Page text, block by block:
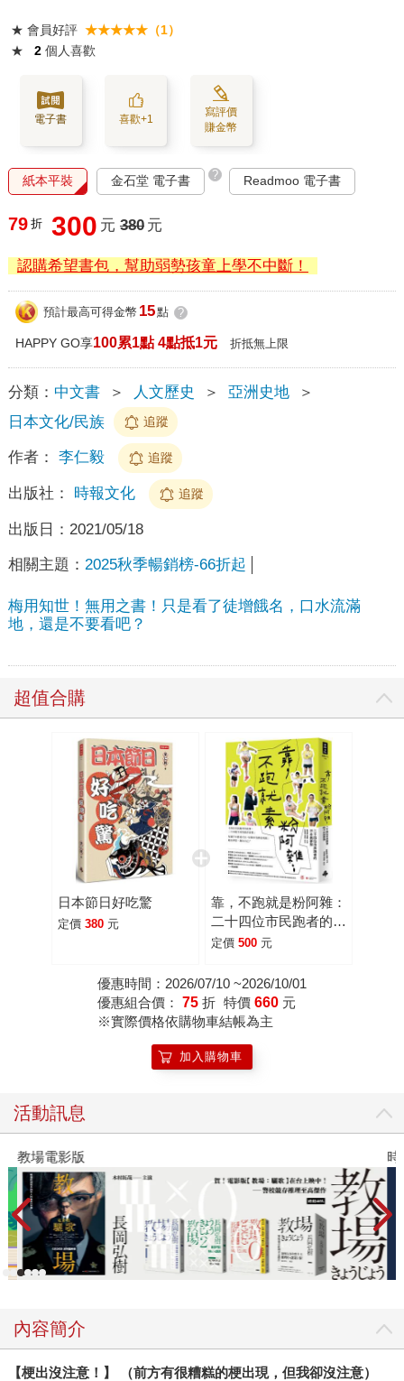
★ 會員好評 ★★★★★（1）
★
2 個人喜歡
電子書 喜歡+1
寫評價
賺金幣
紙本平裝 金石堂 電子書 ? Readmoo 電子書
79 折 300 元 380 元
認購希望書包，幫助弱勢孩童上學不中斷！
預計最高可得金幣 15點 ?
HAPPY GO享100累1點 4點抵1元 折抵無上限
分類： 中文書 ＞ 人文歷史 ＞ 亞洲史地
＞
日本文化/民族
追蹤
作者： 李仁毅 追蹤
出版社： 時報文化 追蹤
出版日： 2021/05/18
相關主題： 2025秋季暢銷榜-66折起
梅用知世！無用之書！只是看了徒增餓名，口水流滿
地，還是不要看吧？
超值合購
日本節日好吃驚
定價 380 元
靠，不跑就是粉阿雜：
二十四位市民跑者的汗
水與夢想
定價 500 元
優惠時間：2026/07/10 ~2026/10/01
優惠組合價： 75 折 特價 660 元
※實際價格依購物車結帳為主
加入購物車
活動訊息
教場電影版 時
內容簡介
【梗出沒注意！】 （前方有很糟糕的梗出現，但我卻沒注意）